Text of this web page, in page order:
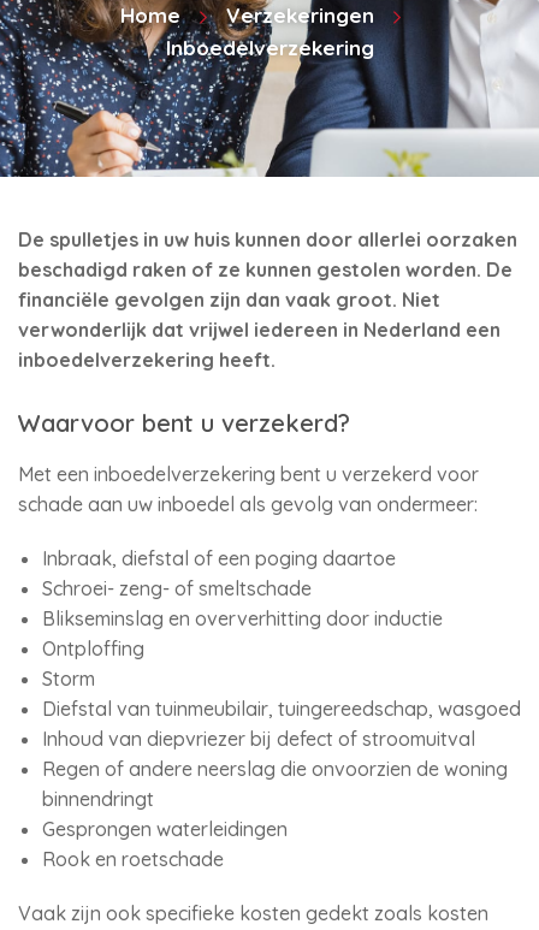
Home
Verzekeringen
Inboedelverzekering
De spulletjes in uw huis kunnen door allerlei oorzaken
beschadigd raken of ze kunnen gestolen worden. De
financiële gevolgen zijn dan vaak groot. Niet
verwonderlijk dat vrijwel iedereen in Nederland een
inboedelverzekering heeft.
Waarvoor bent u verzekerd?
Met een inboedelverzekering bent u verzekerd voor
schade aan uw inboedel als gevolg van ondermeer:
Inbraak, diefstal of een poging daartoe
Schroei- zeng- of smeltschade
Blikseminslag en oververhitting door inductie
Ontploffing
Storm
Diefstal van tuinmeubilair, tuingereedschap, wasgoed
Inhoud van diepvriezer bij defect of stroomuitval
Regen of andere neerslag die onvoorzien de woning
binnendringt
Gesprongen waterleidingen
Rook en roetschade
Vaak zijn ook specifieke kosten gedekt zoals kosten